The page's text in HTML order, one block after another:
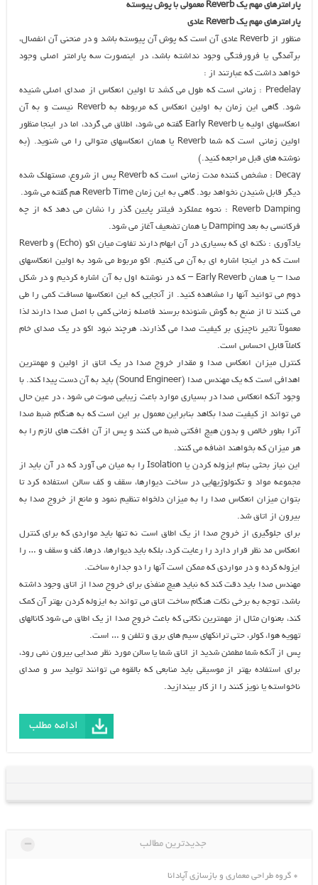
پارامترهای مهم یک Reverb معمولی با پوش پیوسته
پارامترهای مهم یک Reverb عادی
منظور از Reverb عادی آن است که پوش آن پیوسته باشد و در منحنی آن انفصال،
برآمدگی یا فرورفتگی وجود نداشته باشد، در اینصورت سه پارامتر اصلی وجود
خواهد داشت که عبارتند از :
Predelay : زمانی است که طول می کشد تا اولین انعکاس از صدای اصلی شنیده
شود. گاهی این زمان به اولین انعکاس که مربوطه به Reverb نیست و به آن
انعکاسهای اولیه یا Early Reverb گفته می شود، اطلاق می گردد، اما در اینجا منظور
اولین زمانی است که شما Reverb یا همان انعکاسهای متوالی را می شنوید. (به
نوشته های قبل مراجعه کنید.)
Decay : مشخص کننده مدت زمانی است که Reverb پس از شروع، مستهلک شده
دیگر قابل شنیدن نخواهد بود. گاهی به این زمان Reverb Time هم گفته می شود.
Reverb Damping : نحوه عملکرد فیلتر پایین گذر را نشان می دهد که از چه
فرکانسی به بعد Damping یا همان تضعیف آغاز می شود.
یادآوری : نکته ای که بسیاری در آن ابهام دارند تفاوت میان اکو (Echo) و Reverb
است که در اینجا اشاره ای به آن می کنیم. اکو مربوط می شود به اولین انعکاسهای
صدا – یا همان Early Reverb – که در نوشته اول به آن اشاره کردیم و در شکل
دوم می توانید آنها را مشاهده کنید. از آنجایی که این انعکاسها مسافت کمی را طی
می کنند تا از منبع به گوش شنونده برسند فاصله زمانی کمی با اصل صدا دارند لذا
معمولآ تاثیر ناچیزی بر کیفیت صدا می گذارند، هرچند نبود اکو در یک صدای خام
کاملآ قابل احساس است.
کنترل میزان انعکاس صدا و مقدار خروج صدا در یک اتاق از اولین و مهمترین
اهدافی است که یک مهندس صدا (Sound Engineer) باید به آن دست پیدا کند. با
وجود آنکه انعکاس صدا در بسیاری موارد باعث زیبایی صوت می شود ، در عین حال
می تواند از کیفیت صدا بکاهد بنابراین معمول بر این است که به هنگام ضبط صدا
آنرا بطور خالص و بدون هیچ افکتی ضبط می کنند و پس از آن افکت های لازم را به
هر میزان که بخواهند اضافه می کنند.
این نیاز بحثی بنام ایزوله کردن یا Isolation را به میان می آورد که در آن باید از
مجموعه مواد و تکنولوژیهایی در ساخت دیوارها، سقف و کف سالن استفاده کرد تا
بتوان میزان انعکاس صدا را به میزان دلخواه تنظیم نمود و مانع از خروج صدا به
بیرون از اتاق شد.
برای جلوگیری از خروج صدا از یک اطاق است نه تنها باید مواردی که برای کنترل
انعکاس مد نظر قرار دارد را رعایت کرد، بلکه باید دیوارها، درها، کف و سقف و … را
ایزوله کرده و در مواردی که ممکن است آنها را دو جداره ساخت.
مهندس صدا باید دقت کند که نباید هیچ منفذی برای خروج صدا از اتاق وجود داشته
باشد، توجه به برخی نکات هنگام ساخت اتاق می تواند به ایزوله کردن بهتر آن کمک
کند، بعنوان مثال از مهمترین نکاتی که باعث خروج صدا از یک اطاق می شود کانالهای
تهویه هوا، کولر، حتی ترانکهای سیم های برق و تلفن و … است.
پس از آنکه شما مطمئن شدید از اتاق شما یا سالن مورد نظر صدایی بیرون نمی رود،
برای استفاده بهتر از موسیقی باید منابعی که بالقوه می توانند تولید سر و صدای
ناخواسته یا نویز کنند را از کار بیندازید.
ادامه مطلب
جدیدترین مطالب -
گروه طراحی معماری و بازسازی آپادانا